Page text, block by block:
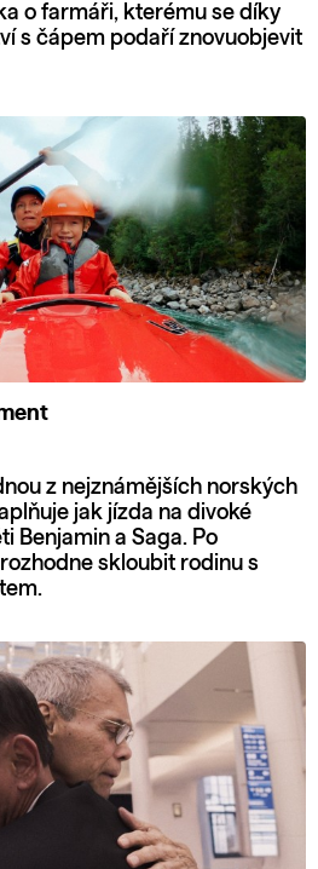
o farmáři, kterému se díky
s čápem podaří znovuobjevit
z nejznámějších norských
jak jízda na divoké
Benjamin a Saga. Po
skloubit rodinu s